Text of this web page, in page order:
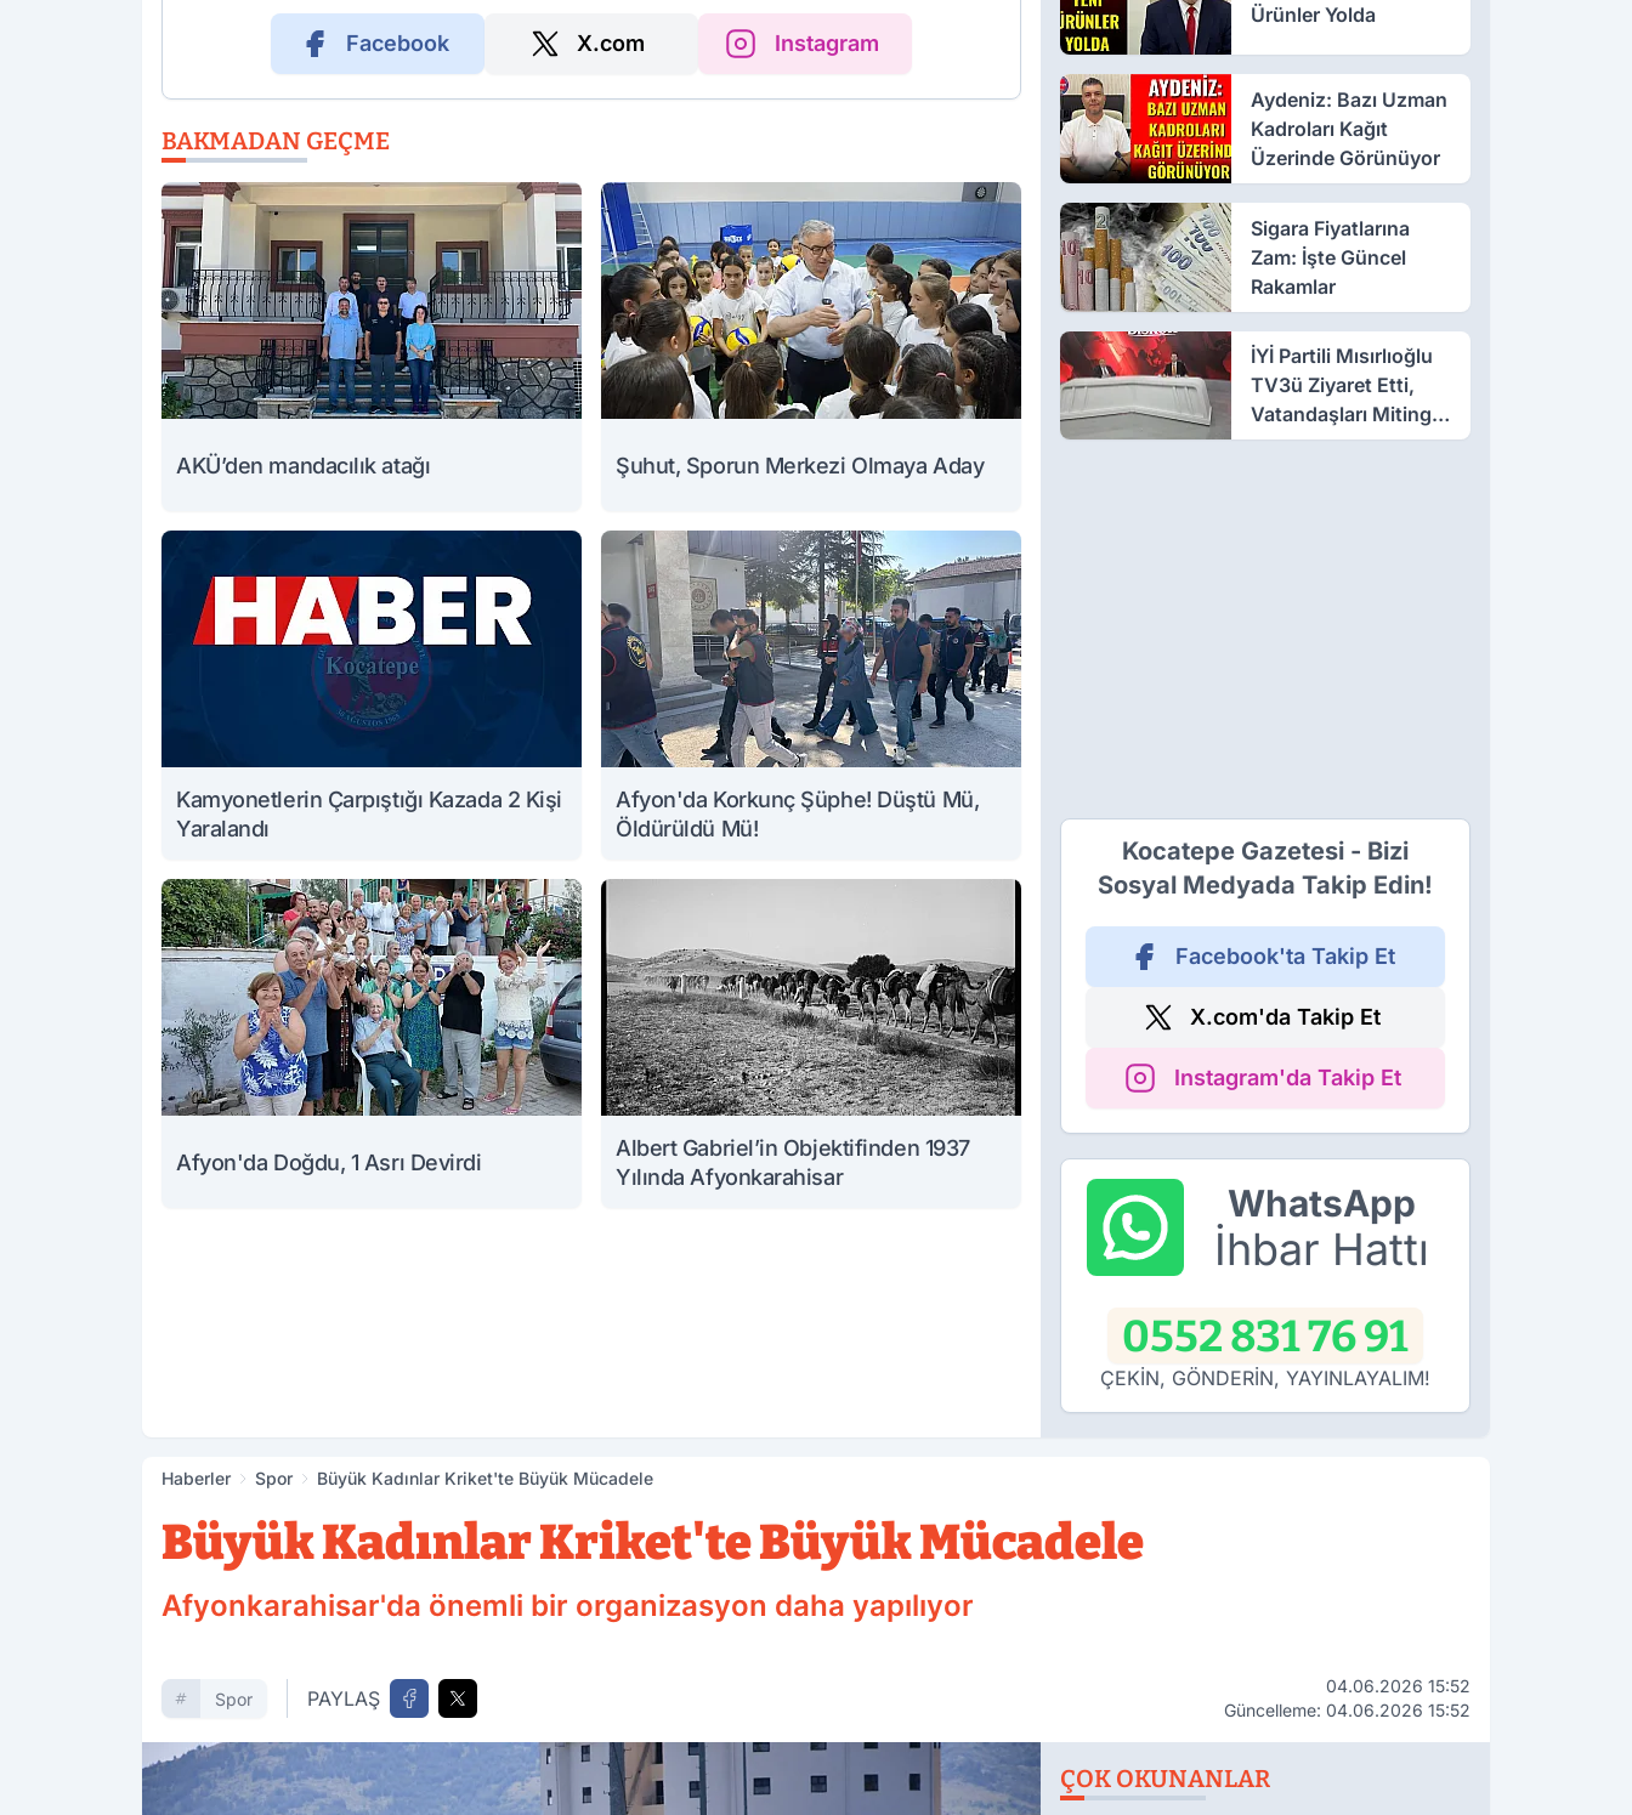
Facebook X.com Instagram
BAKMADAN GEÇME
AKÜ’den mandacılık atağı Şuhut, Sporun Merkezi Olmaya Aday
Kamyonetlerin Çarpıştığı Kazada 2 Kişi
Yaralandı
Afyon'da Korkunç Şüphe! Düştü Mü,
Öldürüldü Mü!
Afyon'da Doğdu, 1 Asrı Devirdi
Albert Gabriel’in Objektifinden 1937
Yılında Afyonkarahisar
Ürünler Yolda
Aydeniz: Bazı Uzman
Kadroları Kağıt
Üzerinde Görünüyor
Sigara Fiyatlarına
Zam: İşte Güncel
Rakamlar
İYİ Partili Mısırlıoğlu
TV3ü Ziyaret Etti,
Vatandaşları Mitinge
Davet Etti
Kocatepe Gazetesi - Bizi
Sosyal Medyada Takip Edin!
Facebook'ta Takip Et
X.com'da Takip Et
Instagram'da Takip Et
WhatsApp
İhbar Hattı
0552 831 76 91
ÇEKİN, GÖNDERİN, YAYINLAYALIM!
Haberler Spor Büyük Kadınlar Kriket'te Büyük Mücadele
Büyük Kadınlar Kriket'te Büyük Mücadele
Afyonkarahisar'da önemli bir organizasyon daha yapılıyor
Spor PAYLAŞ
04.06.2026 15:52
Güncelleme: 04.06.2026 15:52
ÇOK OKUNANLAR